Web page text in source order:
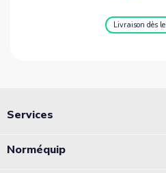
Livraisondès le
Services
Norméquip